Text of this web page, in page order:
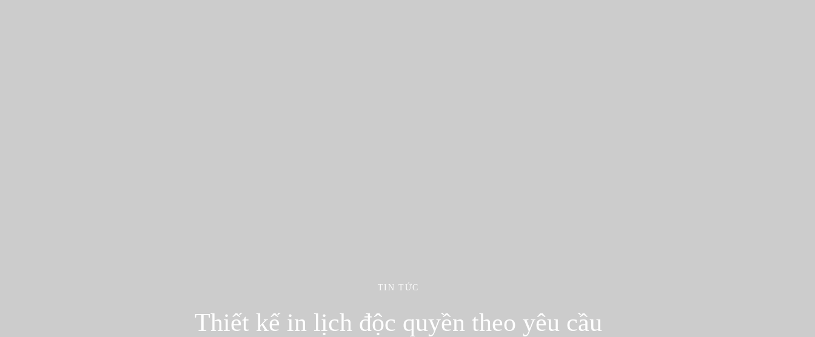
TIN TỨC
Thiết kế in lịch độc quyền theo yêu cầu